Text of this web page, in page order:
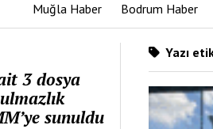
Muğla Haber Bodrum Haber
3 dosya
sunuldu
Yazı